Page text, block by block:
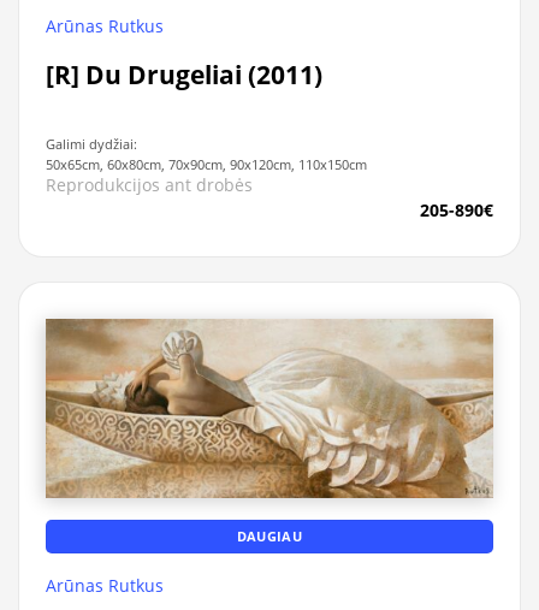
Arūnas Rutkus
[R] Du Drugeliai (2011)
Galimi dydžiai:
50x65cm, 60x80cm, 70x90cm, 90x120cm, 110x150cm
Reprodukcijos ant drobės
205-890€
DAUGIAU
Arūnas Rutkus